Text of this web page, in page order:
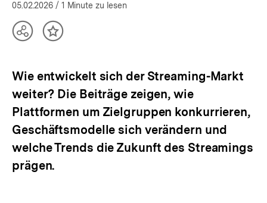
05.02.2026 / 1 Minute zu lesen
TeilenInhalt
Wie entwickelt sich der Streaming-Markt
weiter? Die Beiträge zeigen, wie
Plattformen um Zielgruppen konkurrieren,
Geschäftsmodelle sich verändern und
welche Trends die Zukunft des Streamings
prägen.